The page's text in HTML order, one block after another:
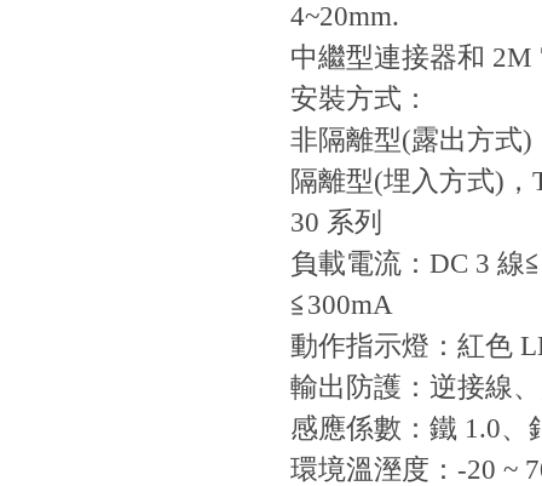
4~20mm.
中繼型連接器和 2M
安裝方式：
非隔離型(露出方式)
隔離型(埋入方式)，
30 系列
負載電流：DC 3 線
≦300mA
動作指示燈：紅色
輸出防護：逆接線
感應係數：鐵 1.0、
環境溫溼度：-20 ~